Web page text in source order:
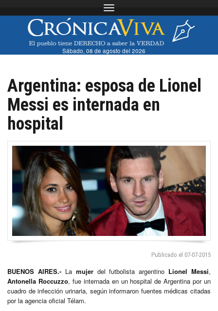
Toggle navigation
Sábado, 08 de agosto del 2026
Argentina: esposa de Lionel
Messi es internada en
hospital
Publicado el 07-07-2015
BUENOS AIRES.-La mujerdel futbolista argentino Lionel Messi,
Antonella Roccuzzo, fue internada en un hospital de Argentina por un
cuadro de infección urinaria, según informaron fuentes médicas citadas
por la agencia oficial Télam.